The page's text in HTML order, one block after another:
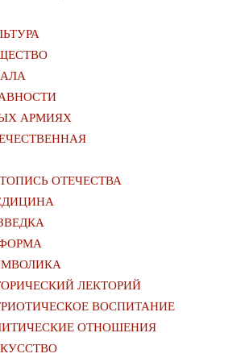
АРМИЯХ
ОТЕЧЕСТВА
ЛЕКТОРИЙ
ВОСПИТАНИЕ
ОТНОШЕНИЯ